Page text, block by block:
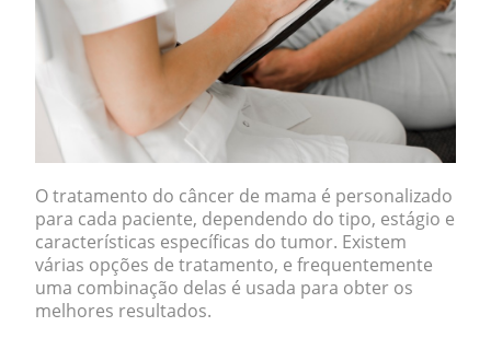
O tratamento do câncer de mama é personalizado
para cada paciente, dependendo do tipo, estágio e
características específicas do tumor. Existem
várias opções de tratamento, e frequentemente
uma combinação delas é usada para obter os
melhores resultados.